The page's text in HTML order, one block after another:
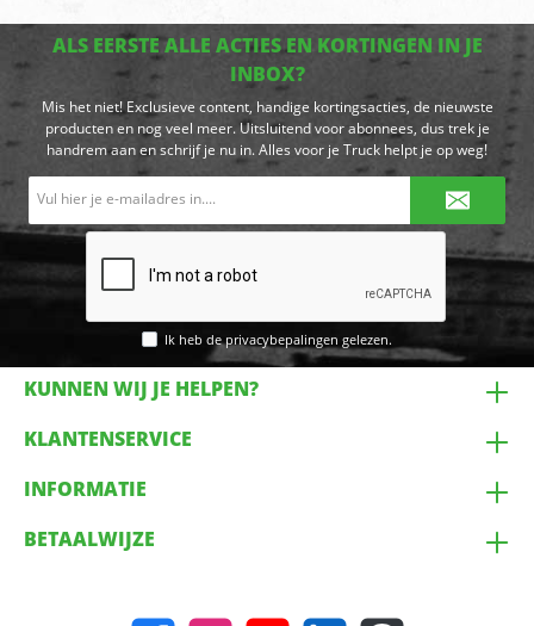
ALS EERSTE ALLE ACTIES EN KORTINGEN IN JE
INBOX?
Mis het niet! Exclusieve content, handige kortingsacties, de nieuwste
producten en nog veel meer. Uitsluitend voor abonnees, dus trek je
handrem aan en schrijf je nu in. Alles voor je Truck helpt je op weg!
Ik heb deprivacybepalingen gelezen.
KUNNEN WIJ JE HELPEN?
KLANTENSERVICE
INFORMATIE
BETAALWIJZE